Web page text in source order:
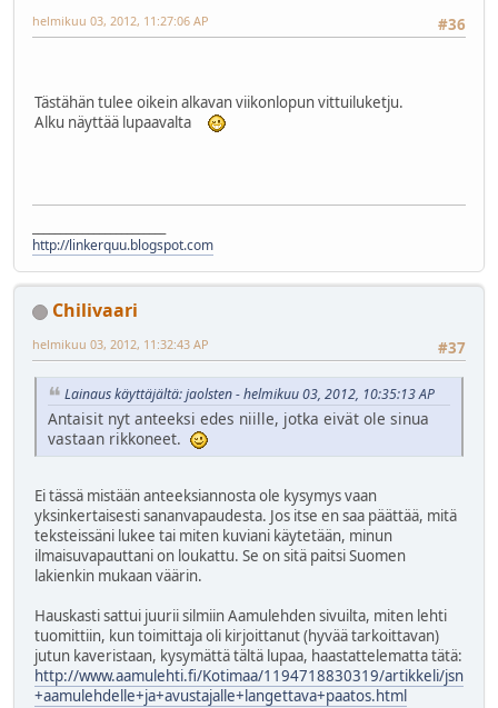
#36
helmikuu 03, 2012, 11:27:06 AP
Tästähän tulee oikein alkavan viikonlopun vittuiluketju.
Alku näyttää lupaavalta
http://linkerquu.blogspot.com
Chilivaari
#37
helmikuu 03, 2012, 11:32:43 AP
Lainaus käyttäjältä: jaolsten - helmikuu 03, 2012, 10:35:13 AP
Antaisit nyt anteeksi edes niille, jotka eivät ole sinua
vastaan rikkoneet.
Ei tässä mistään anteeksiannosta ole kysymys vaan
yksinkertaisesti sananvapaudesta. Jos itse en saa päättää, mitä
teksteissäni lukee tai miten kuviani käytetään, minun
ilmaisuvapauttani on loukattu. Se on sitä paitsi Suomen
lakienkin mukaan väärin.
Hauskasti sattui juurii silmiin Aamulehden sivuilta, miten lehti
tuomittiin, kun toimittaja oli kirjoittanut (hyvää tarkoittavan)
jutun kaveristaan, kysymättä tältä lupaa, haastattelematta tätä:
http://www.aamulehti.fi/Kotimaa/1194718830319/artikkeli/jsn
+aamulehdelle+ja+avustajalle+langettava+paatos.html